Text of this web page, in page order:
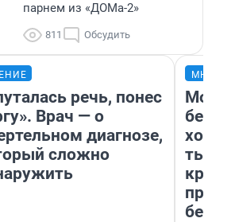
парнем из «ДОМа-2»
811 Обсудить
речь, понес
Врач — о
диагнозе,
сложно
Мой